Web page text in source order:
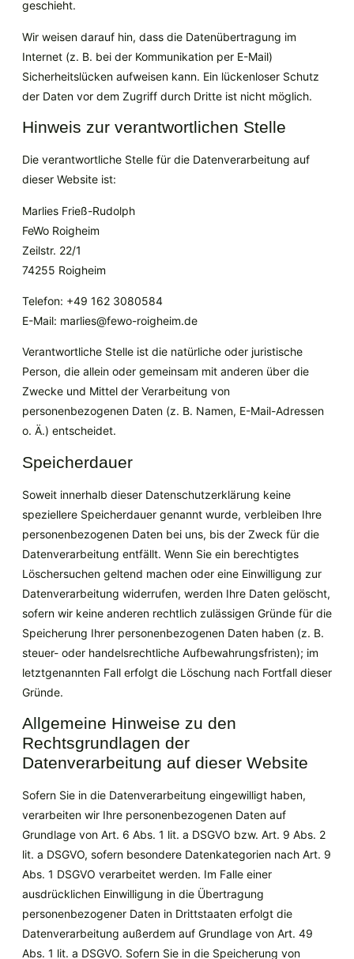
geschieht.
Wir weisen darauf hin, dass die Datenübertragung im
Internet (z. B. bei der Kommunikation per E-Mail)
Sicherheitslücken aufweisen kann. Ein lückenloser Schutz
der Daten vor dem Zugriff durch Dritte ist nicht möglich.
Hinweis zur verantwortlichen Stelle
Die verantwortliche Stelle für die Datenverarbeitung auf
dieser Website ist:
Marlies Frieß-Rudolph
FeWo Roigheim
Zeilstr. 22/1
74255 Roigheim
Telefon: +49 162 3080584
E-Mail: marlies@fewo-roigheim.de
Verantwortliche Stelle ist die natürliche oder juristische
Person, die allein oder gemeinsam mit anderen über die
Zwecke und Mittel der Verarbeitung von
personenbezogenen Daten (z. B. Namen, E-Mail-Adressen
o. Ä.) entscheidet.
Speicherdauer
Soweit innerhalb dieser Datenschutzerklärung keine
speziellere Speicherdauer genannt wurde, verbleiben Ihre
personenbezogenen Daten bei uns, bis der Zweck für die
Datenverarbeitung entfällt. Wenn Sie ein berechtigtes
Löschersuchen geltend machen oder eine Einwilligung zur
Datenverarbeitung widerrufen, werden Ihre Daten gelöscht,
sofern wir keine anderen rechtlich zulässigen Gründe für die
Speicherung Ihrer personenbezogenen Daten haben (z. B.
steuer- oder handelsrechtliche Aufbewahrungsfristen); im
letztgenannten Fall erfolgt die Löschung nach Fortfall dieser
Gründe.
Allgemeine Hinweise zu den
Rechtsgrundlagen der
Datenverarbeitung auf dieser Website
Sofern Sie in die Datenverarbeitung eingewilligt haben,
verarbeiten wir Ihre personenbezogenen Daten auf
Grundlage von Art. 6 Abs. 1 lit. a DSGVO bzw. Art. 9 Abs. 2
lit. a DSGVO, sofern besondere Datenkategorien nach Art. 9
Abs. 1 DSGVO verarbeitet werden. Im Falle einer
ausdrücklichen Einwilligung in die Übertragung
personenbezogener Daten in Drittstaaten erfolgt die
Datenverarbeitung außerdem auf Grundlage von Art. 49
Abs. 1 lit. a DSGVO. Sofern Sie in die Speicherung von